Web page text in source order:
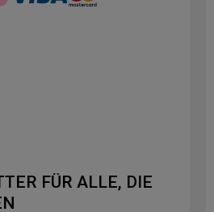
FÜR ALLE, DIE